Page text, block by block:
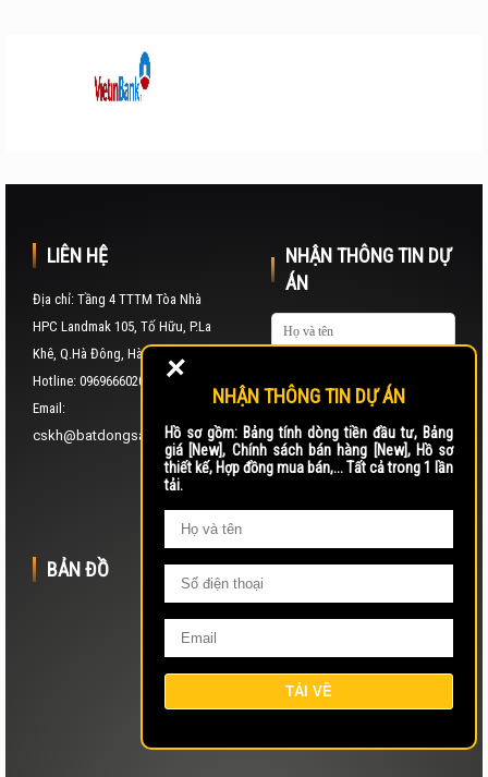
LIÊN HỆ
Địa chỉ: Tầng 4 TTTM Tòa Nhà
HPC Landmak 105, Tố Hữu, P.La
Khê, Q.Hà Đông, Hà Nội
Hotline: 0969666020
Email:
cskh@batdongsan24g.vn
NHẬN THÔNG TIN DỰ
ÁN
BẢN ĐỒ LIÊN KẾT NHANH
Liên hệ
NHẬN THÔNG TIN DỰ ÁN
Hồ sơ gồm: Bảng tính dòng tiền đầu tư, Bảng
giá [New], Chính sách bán hàng [New], Hồ sơ
thiết kế, Hợp đồng mua bán,... Tất cả trong 1 lần
tải.
+